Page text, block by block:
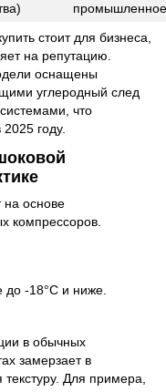
промышленное
стоит для бизнеса,
на репутацию.
оснащены
углеродный след
что
2025 году.
на основе
компрессоров.
-18°C и ниже.
в обычных
замерзает в
Для примера,